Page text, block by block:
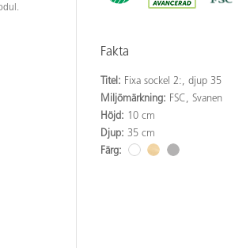
Fakta
Titel: Fixa sockel 2:, djup 35
Miljömärkning: FSC, Svanen
Höjd: 10 cm
Djup: 35 cm
Färg: